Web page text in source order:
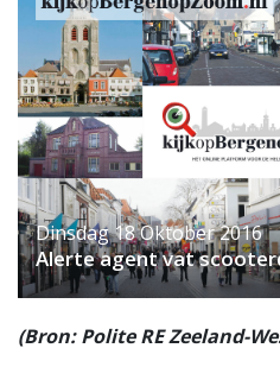
Dinsdag 18 Oktober 2016
Alerte agent vat
(Bron: Polite RE Zeeland-